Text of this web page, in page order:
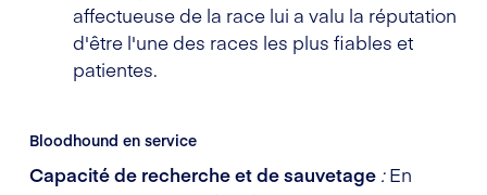
affectueuse de la race lui a valu la réputation
d'être l'une des races les plus fiables et
patientes.
Bloodhound en service
Capacité de recherche et de sauvetage :En